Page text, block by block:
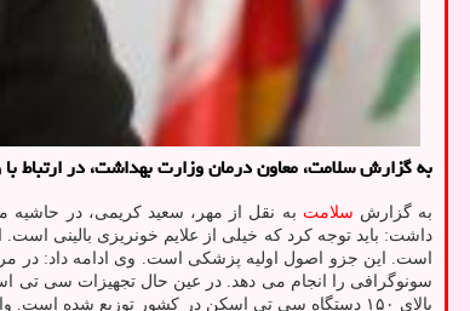
به گزارش سلامت، معاون درمان وزارت بهداشت، در
به گزارش سلامت به نقل از مهر، سعید کریمی، در حاشیه
داشت: باید توجه کرد که خیلی از علایم خونریزی بالینی
است. این جزو اصول اولیه پزشکی است. وی ادامه داد: در
سونوگرافی را انجام می دهد. در عین حال تجهیزات سی تی